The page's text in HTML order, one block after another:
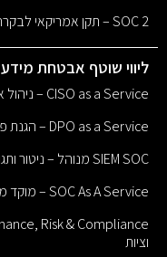
SOC 2 – תקן אמריקאי לבקרה על אבטחה מידע והגנת פרטיות
ליווי שוטף אבטחת מידע
CISO as a Service – ניהול אבטחת מידע במיקור חוץ
DPO as a Service – הגנת פרטיות במיקור חוץ
SIEM SOC מנוהל – ניטור ותגובה לאיומים סייבר
SOC As A Service – מוקד מנוהל לאיומים סייבר
וציות